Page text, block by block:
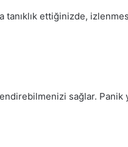
tanıklık ettiğinizde,
sağlar. Panik